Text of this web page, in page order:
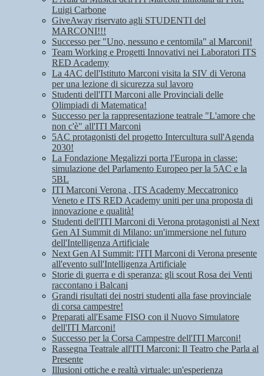
Luigi Carbone
GiveAway riservato agli STUDENTI del
MARCONI!!!
Successo per "Uno, nessuno e centomila" al Marconi!
Team Working e Progetti Innovativi nei Laboratori ITS
RED Academy
La 4AC dell'Istituto Marconi visita la SIV di Verona
per una lezione di sicurezza sul lavoro
Studenti dell'ITI Marconi alle Provinciali delle
Olimpiadi di Matematica!
Successo per la rappresentazione teatrale "L'amore che
non c'è" all'ITI Marconi
5AC protagonisti del progetto Intercultura sull'Agenda
2030!
La Fondazione Megalizzi porta l'Europa in classe:
simulazione del Parlamento Europeo per la 5AC e la
5BL
ITI Marconi Verona , ITS Academy Meccatronico
Veneto e ITS RED Academy uniti per una proposta di
innovazione e qualità!
Studenti dell'ITI Marconi di Verona protagonisti al Next
Gen AI Summit di Milano: un'immersione nel futuro
dell'Intelligenza Artificiale
Next Gen AI Summit: l'ITI Marconi di Verona presente
all'evento sull'Intelligenza Artificiale
Storie di guerra e di speranza: gli scout Rosa dei Venti
raccontano i Balcani
Grandi risultati dei nostri studenti alla fase provinciale
di corsa campestre!
Preparati all'Esame FISO con il Nuovo Simulatore
dell'ITI Marconi!
Successo per la Corsa Campestre dell'ITI Marconi!
Rassegna Teatrale all'ITI Marconi: Il Teatro che Parla al
Presente
Illusioni ottiche e realtà virtuale: un'esperienza